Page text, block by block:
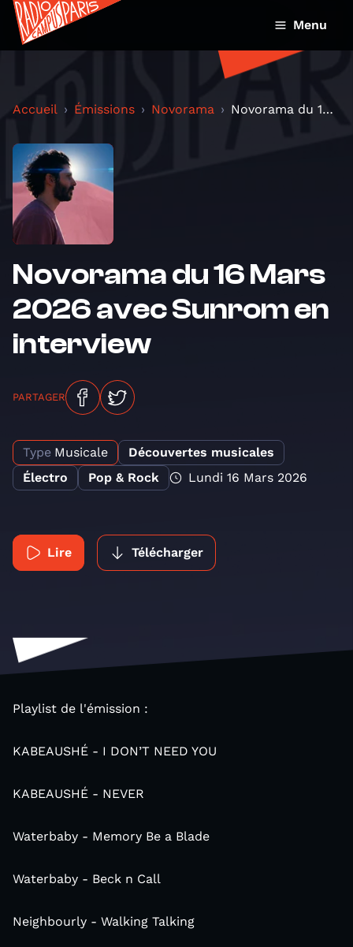
Menu
Accueil Émissions Novorama Novorama du 16 Mars 2026 avec Sunrom en interview
Novorama du 16 Mars
2026 avec Sunrom en
interview
PARTAGER
Type Musicale
Découvertes musicales
Électro
Pop & Rock Lundi 16 Mars 2026
Lire Télécharger
Playlist de l'émission :
KABEAUSHÉ - I DON’T NEED YOU
KABEAUSHÉ - NEVER
Waterbaby - Memory Be a Blade
Waterbaby - Beck n Call
Neighbourly - Walking Talking